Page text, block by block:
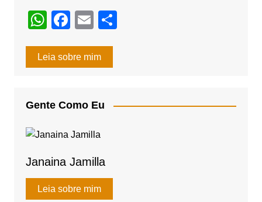
W
at
p
p
F
c
o
o
E
ail
Leia sobre mim
Gente Como Eu
Janaina Jamilla
Leia sobre mim